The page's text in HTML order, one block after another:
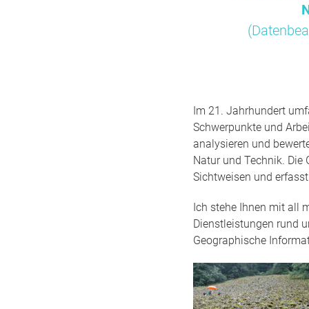
Im 21. Jahrhundert
Schwerpunkte und
analysieren und
Natur und Technik.
Sichtweisen und
Ich stehe Ihnen mit all
Dienstleistungen rund
Geographische